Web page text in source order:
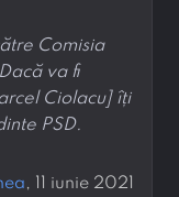
Comisia
va fi
Ciolacu] îți
PSD.
, 11 iunie 2021